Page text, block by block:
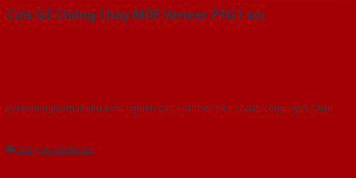
Cửa Gỗ Chống Cháy MDF Veneer P1G1 soi
Với kinh nghiệm nhiêu năm nghiên cứu cửa theo tiêu chuẩn công nghệ Châu
Âu.Chúng tôi tự tin là nhà sản xuất & cung cấp hàng đầu tại Việt Nam!
Gửi yêu cầu tư vấn